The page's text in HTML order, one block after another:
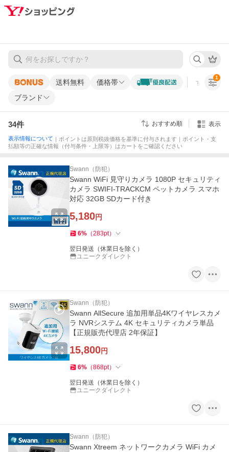
送料無料 価格帯 すべての条
ブランド
1
34件 おすすめ順 表示
表示情報について ｜ポイントは原則税抜価格を基準に付与されます｜ポイント・支
払額等の正確な情報（付与条件・上限等）はカートをご確認ください
Swann（防犯）
Swann WiFi 見守りカメラ 1080P セキュリティ
カメラ SWIFI-TRACKCM ペットカメラ スマホ
対応 32GB SDカード付き
5,180円
6% （283pt）
翌日発送（休業日を除く）
ユニークダイレクト
Swann（防犯）
Swann AllSecure 追加用単品4Kワイヤレスカメ
ラ NVRシステム 4K セキュリティカメラ単品
【正規販売代理店 2年保証】
15,800円
6% （868pt）
翌日発送（休業日を除く）
ユニークダイレクト
Swann（防犯）
Swann Xtreem ネットワークカメラ WiFi カメ